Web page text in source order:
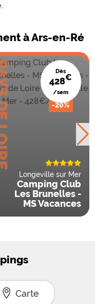
à Ars-en-Ré
Dès
428€
/sem
-20%
Longeville sur Mer
Camping Club
Les Brunelles -
MS Vacances
Carte